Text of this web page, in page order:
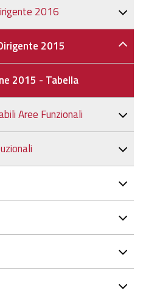
2016
2015
2015 - Tabella
Aree Funzionali